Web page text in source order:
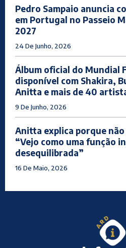
Pedro Sampaio anuncia
em Portugal no Passeio
2027
24 De Junho, 2026
Álbum oficial do Mundial
disponível com Shakira,
Anitta e mais de 40
9 De Junho, 2026
Anitta explica porque
“Vejo como uma função
desequilibrada”
16 De Maio, 2026